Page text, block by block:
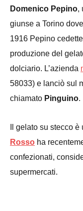
Domenico Pepino,
giunse a Torino
1916 Pepino
produzione del
dolciario. L’azienda
58033) e lanciò sul
chiamato Pinguino.
Il gelato su stecco è
Rosso ha
confezionati,
supermercati.